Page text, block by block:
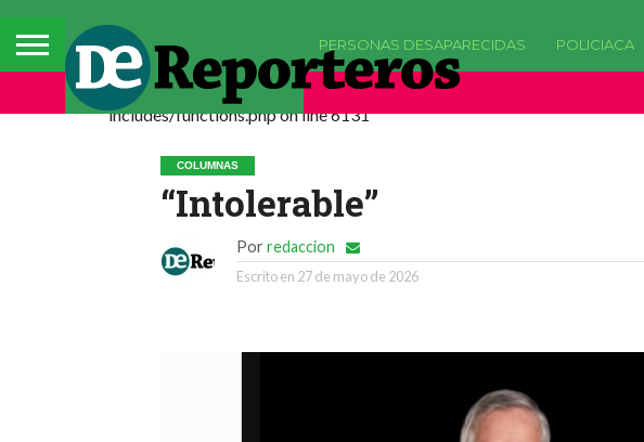
PERSONAS DESAPARECIDAS POLICIACA
Deprecated: La función comments_popup_script ha quedado
includes/functions.php on line 6131
COLUMNAS
“Intolerable”
Por redaccion
Escrito en 27 de mayo de 2026